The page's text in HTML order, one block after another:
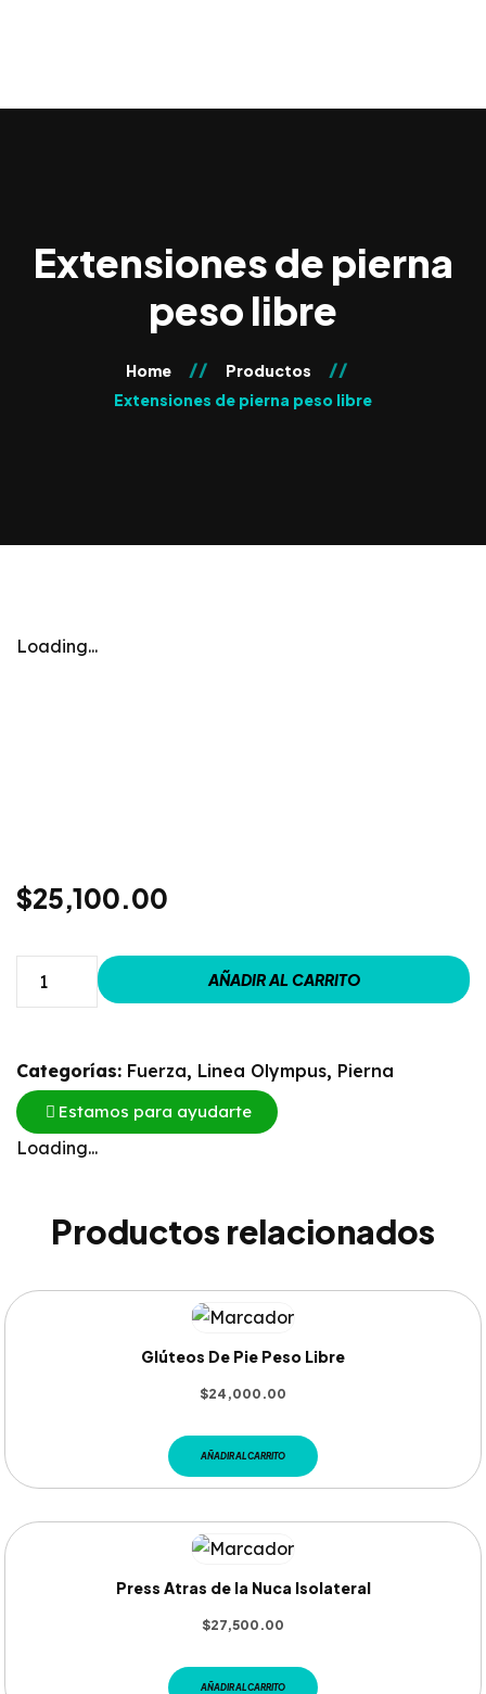
Extensiones de pierna
peso libre
Home
Productos
Extensiones de pierna peso libre
Loading...
$25,100.00
AÑADIR AL CARRITO
Categorías: Fuerza, Linea Olympus, Pierna
Estamos para ayudarte
Loading...
Productos relacionados
Glúteos De Pie Peso Libre
$24,000.00
AÑADIR AL CARRITO
Press Atras de la Nuca Isolateral
$27,500.00
AÑADIR AL CARRITO